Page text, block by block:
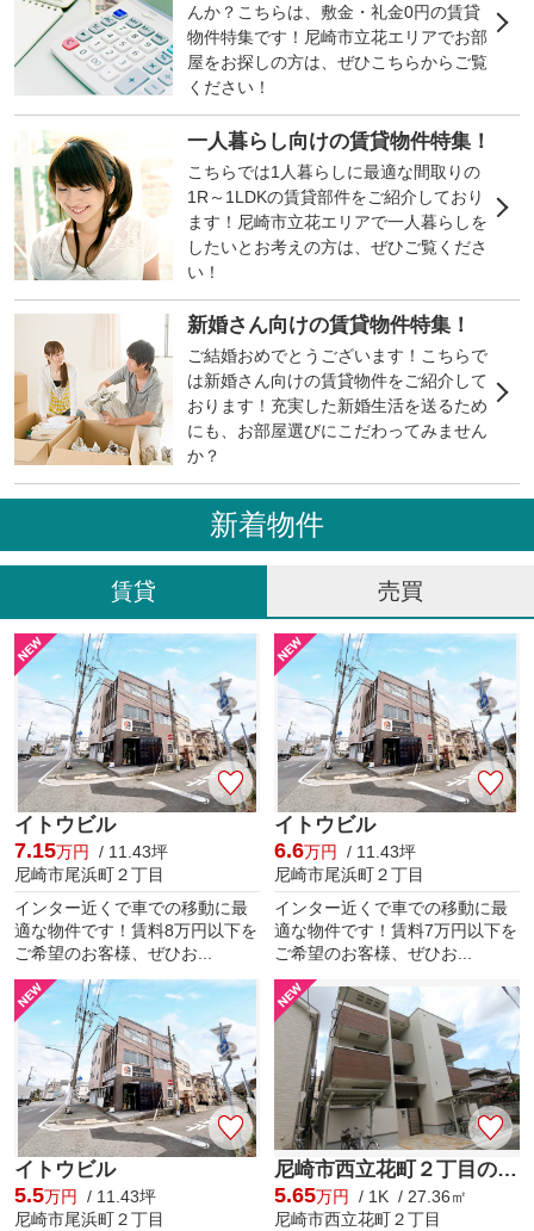
んか？こちらは、敷金・礼金0円の賃貸
物件特集です！尼崎市立花エリアでお部
屋をお探しの方は、ぜひこちらからご覧
ください！
一人暮らし向けの賃貸物件特集！
こちらでは1人暮らしに最適な間取りの
1R～1LDKの賃貸部件をご紹介しており
ます！尼崎市立花エリアで一人暮らしを
したいとお考えの方は、ぜひご覧くださ
い！
新婚さん向けの賃貸物件特集！
ご結婚おめでとうございます！こちらで
は新婚さん向けの賃貸物件をご紹介して
おります！充実した新婚生活を送るため
にも、お部屋選びにこだわってみません
か？
新着物件
賃貸 売買
イトウビル
7.15万円
/ 11.43坪
尼崎市尾浜町２丁目
インター近くで車での移動に最
適な物件です！賃料8万円以下を
ご希望のお客様、ぜひお...
イトウビル
6.6万円
/ 11.43坪
尼崎市尾浜町２丁目
インター近くで車での移動に最
適な物件です！賃料7万円以下を
ご希望のお客様、ぜひお...
イトウビル
5.5万円
/ 11.43坪
尼崎市尾浜町２丁目
尼崎市西立花町２丁目のアパート
5.65万円
/ 1K / 27.36㎡
尼崎市西立花町２丁目